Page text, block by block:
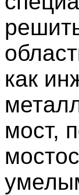
как
мост,